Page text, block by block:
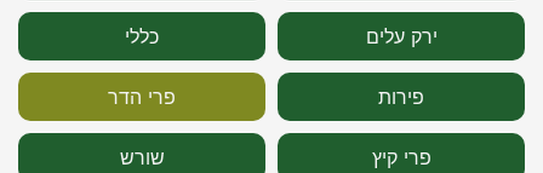
ירק עלים כללי
פירות פרי הדר
פרי קיץ שורש